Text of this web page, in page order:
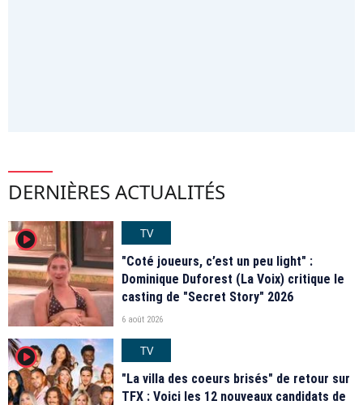
DERNIÈRES ACTUALITÉS
player2
TV
"Coté joueurs, c’est un peu light" :
Dominique Duforest (La Voix) critique le
casting de "Secret Story" 2026
6 août 2026
player2
TV
"La villa des coeurs brisés" de retour sur
TFX : Voici les 12 nouveaux candidats de